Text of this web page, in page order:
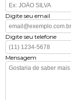
Digite seu email
Digite seu telefone
Mensagem